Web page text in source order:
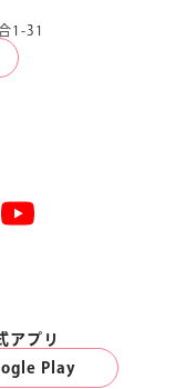
1-31
アプリ
Play